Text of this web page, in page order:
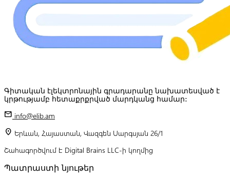
Գիտական էլեկտրոնային գրադարանը նախատեսված է
կրթությամբ հետաքրքրված մարդկանց համար:
mail info@elib.am
location_on Երևան, Հայաստան, Վազգեն Սարգսյան 26/1
Շահագործվում է Digital Brains LLC-ի կողմից
Պատրաստի նյութեր